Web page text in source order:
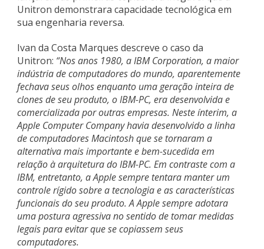
Unitron demonstrara capacidade tecnológica em
sua engenharia reversa.
Ivan da Costa Marques descreve o caso da
Unitron: “Nos anos 1980, a IBM Corporation, a maior
indústria de computadores do mundo, aparentemente
fechava seus olhos enquanto uma geração inteira de
clones de seu produto, o IBM-PC, era desenvolvida e
comercializada por outras empresas. Neste ínterim, a
Apple Computer Company havia desenvolvido a linha
de computadores Macintosh que se tornaram a
alternativa mais importante e bem-sucedida em
relação à arquitetura do IBM-PC. Em contraste com a
IBM, entretanto, a Apple sempre tentara manter um
controle rígido sobre a tecnologia e as características
funcionais do seu produto. A Apple sempre adotara
uma postura agressiva no sentido de tomar medidas
legais para evitar que se copiassem seus
computadores.